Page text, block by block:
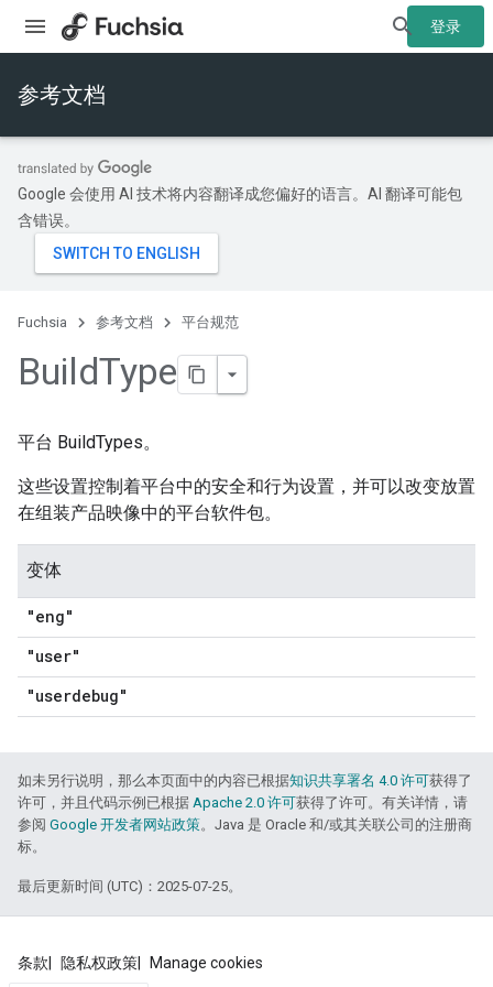
登录
参考文档
Google 会使用 AI 技术将内容翻译成您偏好的语言。AI 翻译可能包
含错误。
Fuchsia 参考文档 平台规范
BuildType
平台 BuildTypes。
这些设置控制着平台中的安全和行为设置，并可以改变放置
在组装产品映像中的平台软件包。
变体
"eng"
"user"
"userdebug"
如未另行说明，那么本页面中的内容已根据知识共享署名 4.0 许可获得了
许可，并且代码示例已根据 Apache 2.0 许可获得了许可。有关详情，请
参阅 Google 开发者网站政策。Java 是 Oracle 和/或其关联公司的注册商
标。
最后更新时间 (UTC)：2025-07-25。
条款 隐私权政策 Manage cookies